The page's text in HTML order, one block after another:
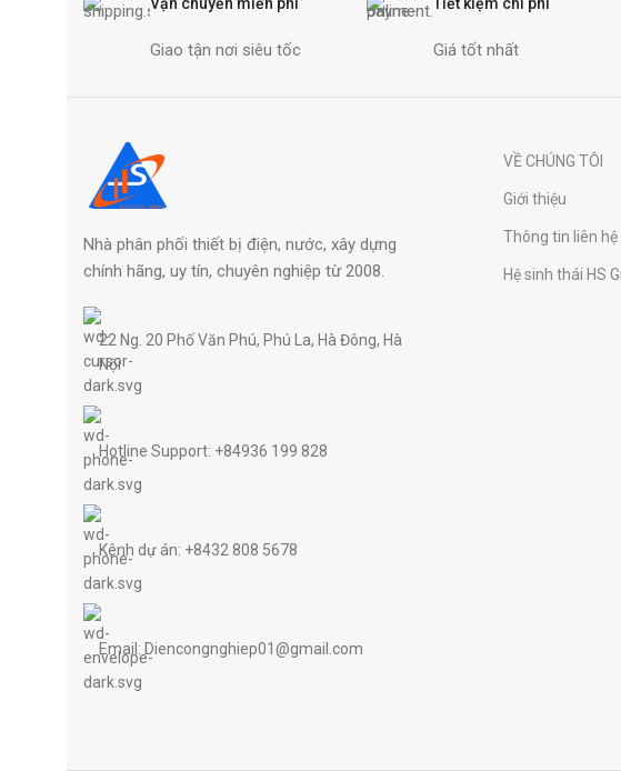
Giao tận nơi siêu tốc Giá tốt nhất
Nhà phân phối thiết bị điện, nước, xây dựng
chính hãng, uy tín, chuyên nghiệp từ 2008.
22 Ng. 20 Phố Văn Phú, Phú La, Hà Đông, Hà
Nội
Hotline Support: +84936 199 828
Kênh dự án: +8432 808 5678
Email: Diencongnghiep01@gmail.com
VỀ CHÚNG TÔI
Giới thiệu
Thông tin liên hệ
Hệ sinh thái HS